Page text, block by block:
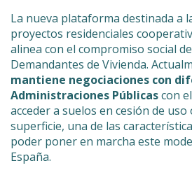
La nueva plataforma destinada a
proyectos residenciales
alinea con el compromiso social
Demandantes de Vivienda.
mantiene negociaciones con
Administraciones Públicascon
acceder a suelos en cesión de uso
superficie, una de las
poder poner en marcha este
España.